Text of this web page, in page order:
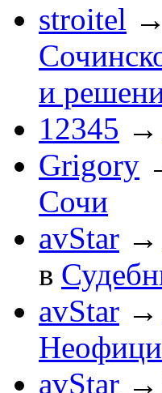
stroitel →
и
12345 →
Grigory
Сочи
avStar →
в
avStar →
avStar →